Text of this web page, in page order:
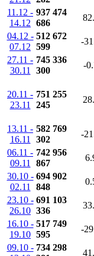
11.12 -
14.12
937 474
686
04.12 -
07.12
512 672
599
-
27.11 -
30.11
745 336
300
-
20.11 -
23.11
751 255
245
13.11 -
16.11
582 769
302
-
06.11 -
09.11
742 956
867
30.10 -
02.11
694 902
848
23.10 -
26.10
691 103
336
16.10 -
19.10
517 749
595
-
09.10 - 734 298